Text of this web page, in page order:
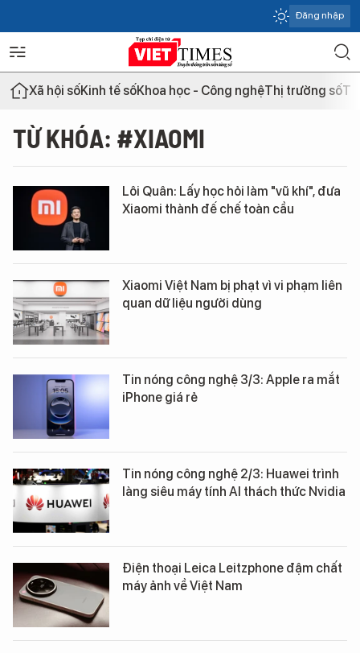
Đăng nhập
Xã hội sốKinh tế sốKhoa học - Công nghệThị trường số
TỪ KHÓA: #XIAOMI
Lôi Quân: Lấy học hỏi làm "vũ khí", đưa
Xiaomi thành đế chế toàn cầu
Xiaomi Việt Nam bị phạt vì vi phạm liên
quan dữ liệu người dùng
Tin nóng công nghệ 3/3: Apple ra mắt
iPhone giá rẻ
Tin nóng công nghệ 2/3: Huawei trình
làng siêu máy tính AI thách thức Nvidia
Điện thoại Leica Leitzphone đậm chất
máy ảnh về Việt Nam